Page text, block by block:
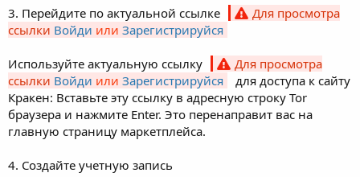
3. Перейдите по актуальной ссылке
Для просмотра
ссылки Войди или Зарегистрируйся
Используйте актуальную ссылку
Для просмотра
ссылки Войди или Зарегистрируйся
для доступа к сайту
Кракен: Вставьте эту ссылку в адресную строку Tor
браузера и нажмите Enter. Это перенаправит вас на
главную страницу маркетплейса.
4. Создайте учетную запись